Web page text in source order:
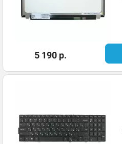
5 190 р.